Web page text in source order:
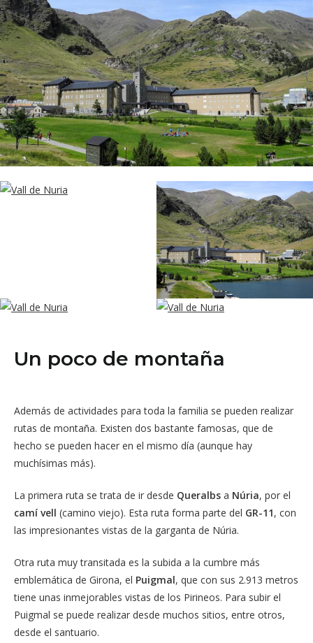
Un poco de montaña
Además de actividades para toda la familia se pueden realizar
rutas de montaña. Existen dos bastante famosas, que de
hecho se pueden hacer en el mismo día (aunque hay
muchísimas más).
La primera ruta se trata de ir desde Queralbs a Núria, por el
camí vell (camino viejo). Esta ruta forma parte del GR-11, con
las impresionantes vistas de la garganta de Núria.
Otra ruta muy transitada es la subida a la cumbre más
emblemática de Girona, el Puigmal, que con sus 2.913 metros
tiene unas inmejorables vistas de los Pirineos. Para subir el
Puigmal se puede realizar desde muchos sitios, entre otros,
desde el santuario.